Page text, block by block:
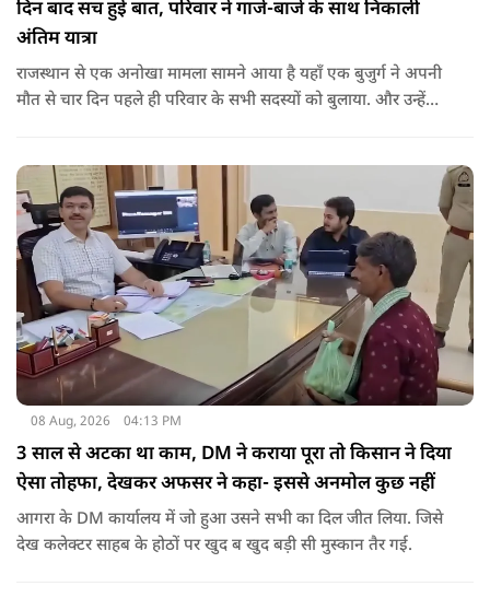
दिन बाद सच हुई बात, परिवार ने गाजे-बाजे के साथ निकाली
अंतिम यात्रा
राजस्थान से एक अनोखा मामला सामने आया है यहाँ एक बुजुर्ग ने अपनी
मौत से चार दिन पहले ही परिवार के सभी सदस्यों को बुलाया. और उन्हें
08 Aug, 2026 04:13 PM
3 साल से अटका था काम, DM ने कराया पूरा तो किसान ने दिया
ऐसा तोहफा, देखकर अफसर ने कहा- इससे अनमोल कुछ नहीं
आगरा के DM कार्यालय में जो हुआ उसने सभी का दिल जीत लिया. जिसे
देख कलेक्टर साहब के होठों पर खुद ब खुद बड़ी सी मुस्कान तैर गई.